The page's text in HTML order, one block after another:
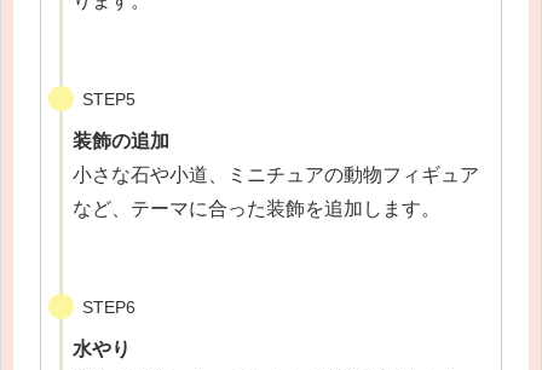
STEP5
装飾の追加
小さな石や小道、ミニチュアの動物フィギュア
など、テーマに合った装飾を追加します。
STEP6
水やり